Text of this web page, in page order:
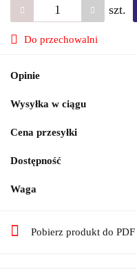
szt.
Do przechowalni
Opinie
Wysyłka w ciągu
Cena przesyłki
Dostępność
Waga
Pobierz produkt do PDF